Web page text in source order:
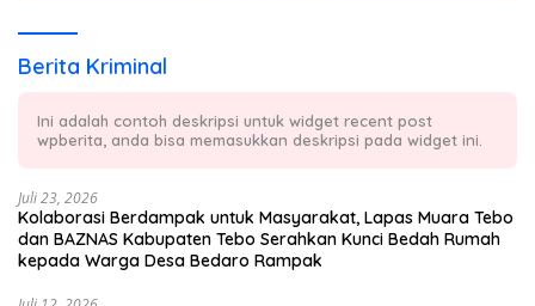
Berita Kriminal
Ini adalah contoh deskripsi untuk widget recent post
wpberita, anda bisa memasukkan deskripsi pada widget ini.
Juli 23, 2026
Kolaborasi Berdampak untuk Masyarakat, Lapas Muara Tebo
dan BAZNAS Kabupaten Tebo Serahkan Kunci Bedah Rumah
kepada Warga Desa Bedaro Rampak